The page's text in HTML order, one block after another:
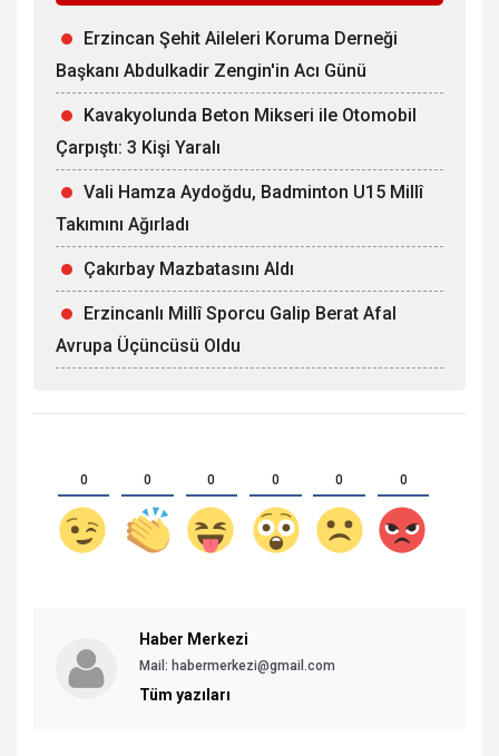
Erzincan Şehit Aileleri Koruma Derneği
Başkanı Abdulkadir Zengin'in Acı Günü
Kavakyolunda Beton Mikseri ile Otomobil
Çarpıştı: 3 Kişi Yaralı
Vali Hamza Aydoğdu, Badminton U15 Millî
Takımını Ağırladı
Çakırbay Mazbatasını Aldı
Erzincanlı Millî Sporcu Galip Berat Afal
Avrupa Üçüncüsü Oldu
0 0 0 0 0 0
Haber Merkezi
Mail: habermerkezi@gmail.com
Tüm yazıları